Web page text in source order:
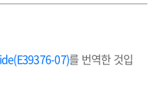
07)를 번역한 것입